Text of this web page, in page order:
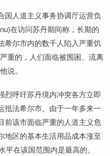
人道主义事务协调厅运营负
在访问苏丹期间称，长期的
希尔市内的数千人陷入严重饥
重的，人们面临被围困、流离
说。
呼吁苏丹境内冲突各方立即
抵法希尔市。由于一年多来一
前该市面临严重的人道主义危
地区的基本生活用品成本涨至
在该国范围内是最高的。